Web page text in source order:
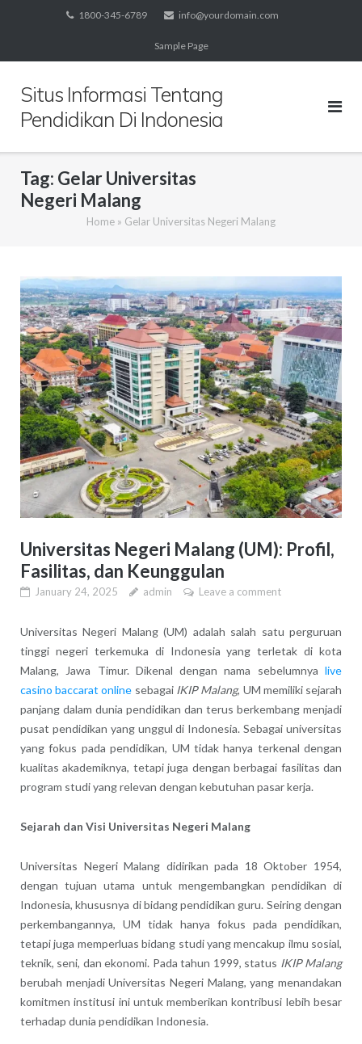
1800-345-6789 info@yourdomain.com
Sample Page
Situs Informasi Tentang
Pendidikan Di Indonesia
Tag: Gelar Universitas
Negeri Malang
Home » Gelar Universitas Negeri Malang
Universitas Negeri Malang (UM): Profil,
Fasilitas, dan Keunggulan
January 24, 2025 admin Leave a comment
Universitas Negeri Malang (UM) adalah salah satu perguruan
tinggi negeri terkemuka di Indonesia yang terletak di kota
Malang, Jawa Timur. Dikenal dengan nama sebelumnyalive
casino baccarat online sebagai IKIP Malang, UM memiliki sejarah
panjang dalam dunia pendidikan dan terus berkembang menjadi
pusat pendidikan yang unggul di Indonesia. Sebagai universitas
yang fokus pada pendidikan, UM tidak hanya terkenal dengan
kualitas akademiknya, tetapi juga dengan berbagai fasilitas dan
program studi yang relevan dengan kebutuhan pasar kerja.
Sejarah dan Visi Universitas Negeri Malang
Universitas Negeri Malang didirikan pada 18 Oktober 1954,
dengan tujuan utama untuk mengembangkan pendidikan di
Indonesia, khususnya di bidang pendidikan guru. Seiring dengan
perkembangannya, UM tidak hanya fokus pada pendidikan,
tetapi juga memperluas bidang studi yang mencakup ilmu sosial,
teknik, seni, dan ekonomi. Pada tahun 1999, status IKIP Malang
berubah menjadi Universitas Negeri Malang, yang menandakan
komitmen institusi ini untuk memberikan kontribusi lebih besar
terhadap dunia pendidikan Indonesia.